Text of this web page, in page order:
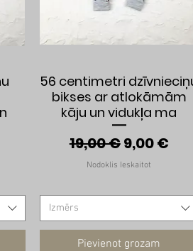
cena
Ātrais skats
56 centimetri
bikses ar atlokāmām
kāju un vidukļa ma
Parastā cena
19,00 €9,00 €
Nodoklis Ieskaitot
Izmērs
Pievienot grozam